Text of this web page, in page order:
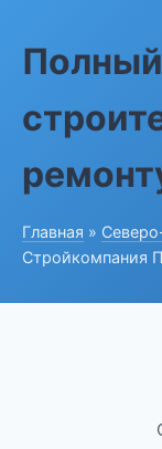
Главная »
Стройкомпания